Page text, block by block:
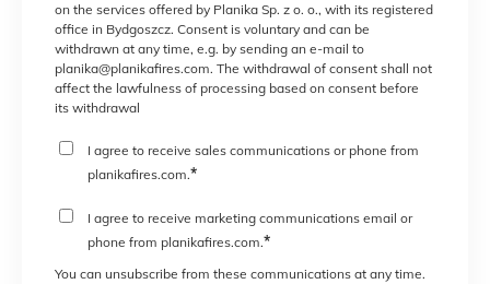
on the services offered by Planika Sp. z o. o., with its registered
office in Bydgoszcz. Consent is voluntary and can be
withdrawn at any time, e.g. by sending an e-mail to
planika@planikafires.com. The withdrawal of consent shall not
affect the lawfulness of processing based on consent before
its withdrawal
I agree to receive sales communications or phone from
planikafires.com.*
I agree to receive marketing communications email or
phone from planikafires.com.*
You can unsubscribe from these communications at any time.